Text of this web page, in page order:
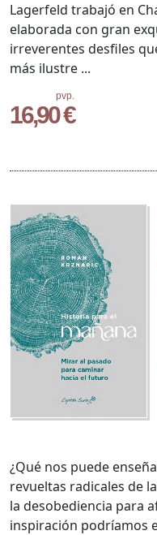
pvp.
16,90 €
Lagerfeld trabajó en
elaborada con gran
irreverentes desfiles
más ilustre ...
¿Qué nos puede
revueltas radicales de
la desobediencia para
inspiración podríamos